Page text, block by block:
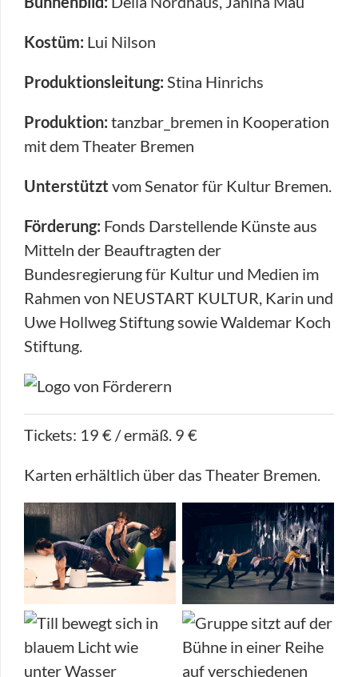
Kostüm: Lui Nilson
Produktionsleitung: Stina Hinrichs
Produktion: tanzbar_bremen in Kooperation
mit dem Theater Bremen
Unterstützt vom Senator für Kultur Bremen.
Förderung: Fonds Darstellende Künste aus
Mitteln der Beauftragten der
Bundesregierung für Kultur und Medien im
Rahmen von NEUSTART KULTUR, Karin und
Uwe Hollweg Stiftung sowie Waldemar Koch
Stiftung.
Tickets: 19 € / ermäß. 9 €
Karten erhältlich über das Theater Bremen.